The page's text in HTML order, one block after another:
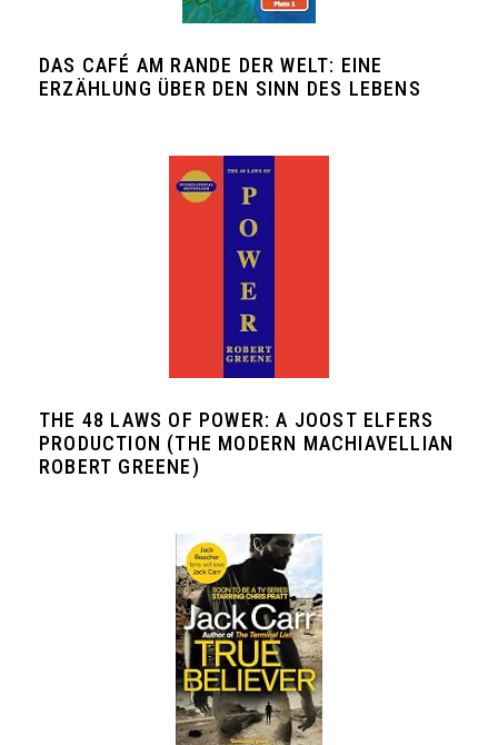
DAS CAFÉ AM RANDE DER WELT: EINE
ERZÄHLUNG ÜBER DEN SINN DES LEBENS
THE 48 LAWS OF POWER: A JOOST ELFERS
PRODUCTION (THE MODERN MACHIAVELLIAN
ROBERT GREENE)